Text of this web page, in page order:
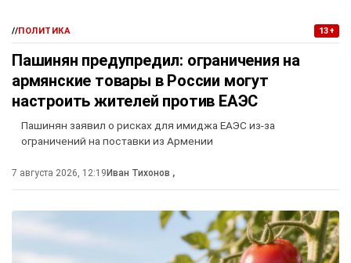
//ПОЛИТИКА 13+
Пашинян предупредил: ограничения на
армянские товары в России могут
настроить жителей против ЕАЭС
Пашинян заявил о рисках для имиджа ЕАЭС из-за
ограничений на поставки из Армении
7 августа 2026, 12:19 Иван Тихонов ,